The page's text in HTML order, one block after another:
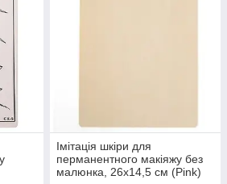
Імітація шкіри для
перманентного макіяжу без
малюнка, 26х14,5 см (Pink)